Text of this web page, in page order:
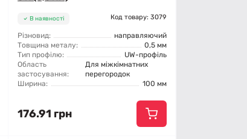
В наявності Код товару: 3079
Різновид:
направляючий
Товщина металу:
0,5 мм
Тип профілю:
UW-профіль
Область
застосування:
Для міжкімнатних
перегородок
Ширина:
100 мм
176.91 грн